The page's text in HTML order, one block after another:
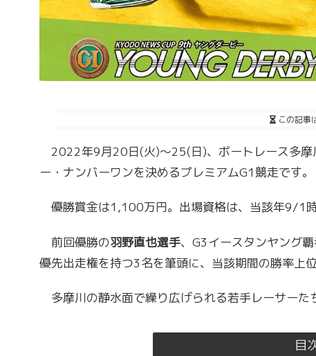
この記事
2022年9月20日(火)～25(日)、ボートレース多摩
ー・ナンバーワンを決めるプレミアムG1競走です。
優勝賞金は1,100万円。出場資格は、当該年9/1
前回優勝の羽野直也選手、G3イースタンヤング
優先出走権を持つ3名を筆頭に、当該期間の勝率上
多摩川の静水面で繰り広げられる若手レーサーた
目